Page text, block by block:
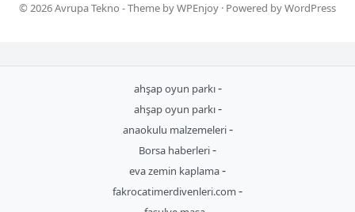
© 2026Avrupa Tekno - Theme byWPEnjoy · Powered byWordPress
ahşap oyun parkı-
ahşap oyun parkı-
anaokulu malzemeleri-
Borsa haberleri-
eva zemin kaplama-
fakrocatimerdivenleri.com -